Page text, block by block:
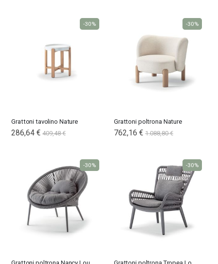
Grattoni tavolino Nature
Special
Price
286,64 € 409,48 €
-30%
Grattoni poltrona Nature
Special
Price
762,16 € 1.088,80 €
-30%
-30% -30%